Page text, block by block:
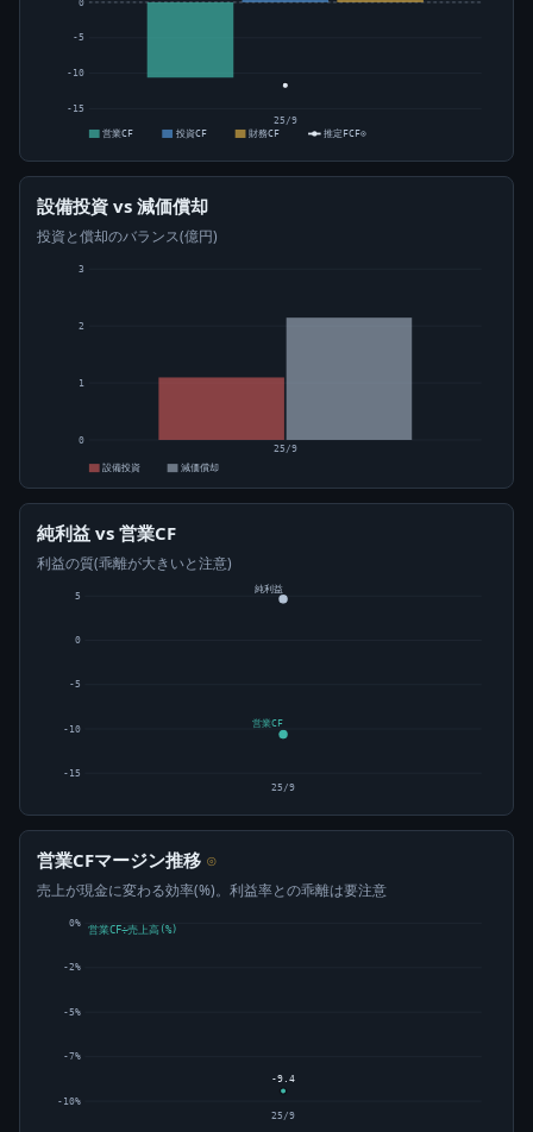
-15
-10
-5
0
25/9
営業CF
投資CF 財務CF 推定FCF⊙
設備投資 vs 減価償却
投資と償却のバランス(億円)
0
1
2
3
25/9
設備投資
減価償却
純利益 vs 営業CF
利益の質(乖離が大きいと注意)
-15
-10
-5
0
5
営業CF
純利益
25/9
営業CFマージン推移 ⊙
売上が現金に変わる効率(%)。利益率との乖離は要注意
-10%
-7%
-5%
-2%
0%
-9.4
25/9
営業CF÷売上高(%)